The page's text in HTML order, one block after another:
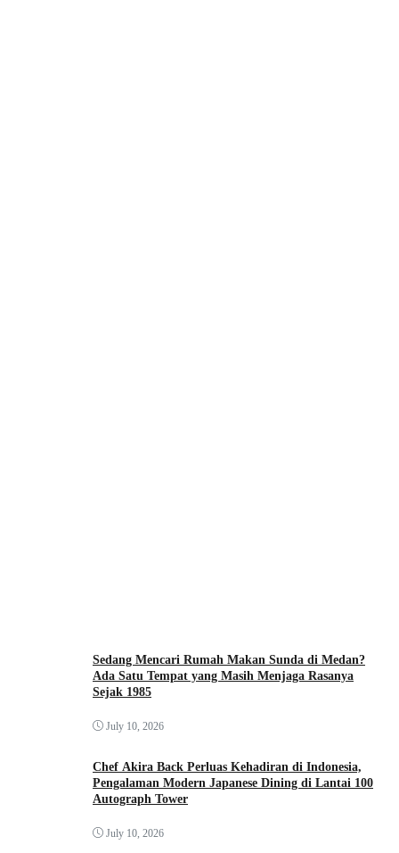
Sedang Mencari Rumah Makan Sunda di Medan?
Ada Satu Tempat yang Masih Menjaga Rasanya
Sejak 1985
July 10, 2026
Chef Akira Back Perluas Kehadiran di Indonesia,
Pengalaman Modern Japanese Dining di Lantai 100
Autograph Tower
July 10, 2026